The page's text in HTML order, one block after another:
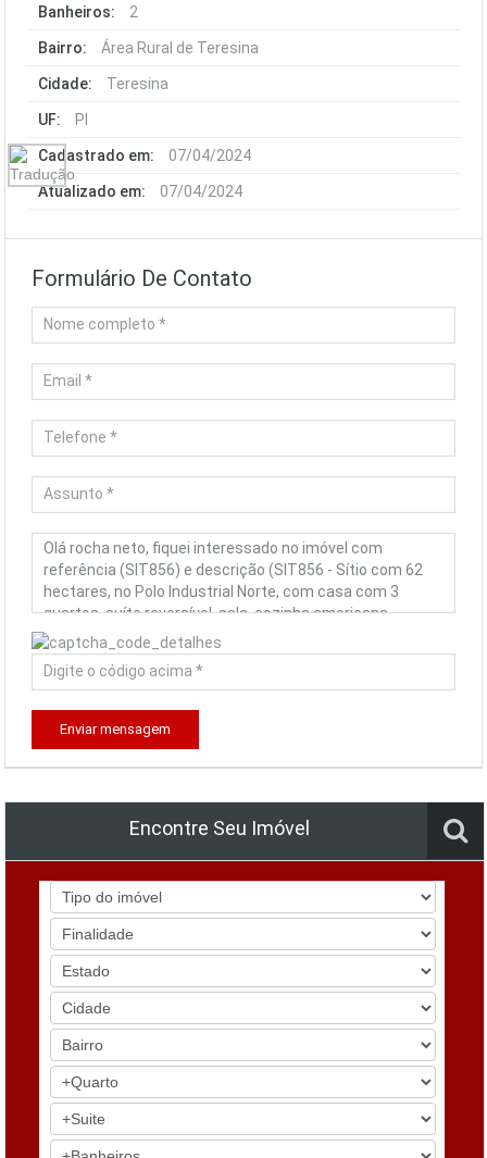
Banheiros: 2
Bairro: Área Rural de Teresina
Cidade: Teresina
UF: PI
Cadastrado em: 07/04/2024
Atualizado em: 07/04/2024
Formulário De Contato
Enviar mensagem
Encontre Seu Imóvel